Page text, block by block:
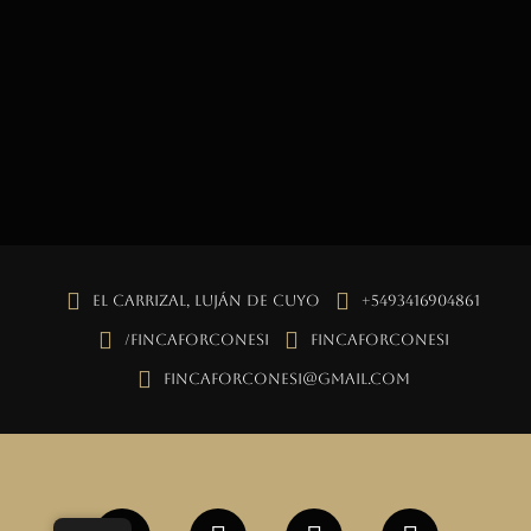
El Carrizal, Luján de Cuyo +5493416904861
/fincaforconesi fincaforconesi
fincaforconesi@gmail.com